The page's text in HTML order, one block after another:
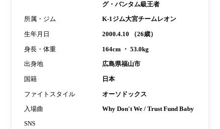
グ・バンタム級王者
所属・ジム K-1ジム大宮チームレオン
生年月日 2000.4.10 （26歳）
身長・体重 164cm ・ 53.0kg
出身地 広島県福山市
国籍 日本
ファイトスタイル オーソドックス
入場曲 Why Don't We / Trust Fund Baby
SNS